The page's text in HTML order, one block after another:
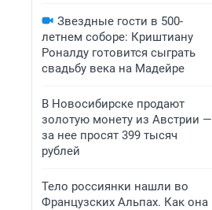
Звездные гости в 500-
летнем соборе: Криштиану
Роналду готовится сыграть
свадьбу века на Мадейре
В Новосибирске продают
золотую монету из Австрии —
за нее просят 399 тысяч
рублей
Тело россиянки нашли во
Французских Альпах. Как она